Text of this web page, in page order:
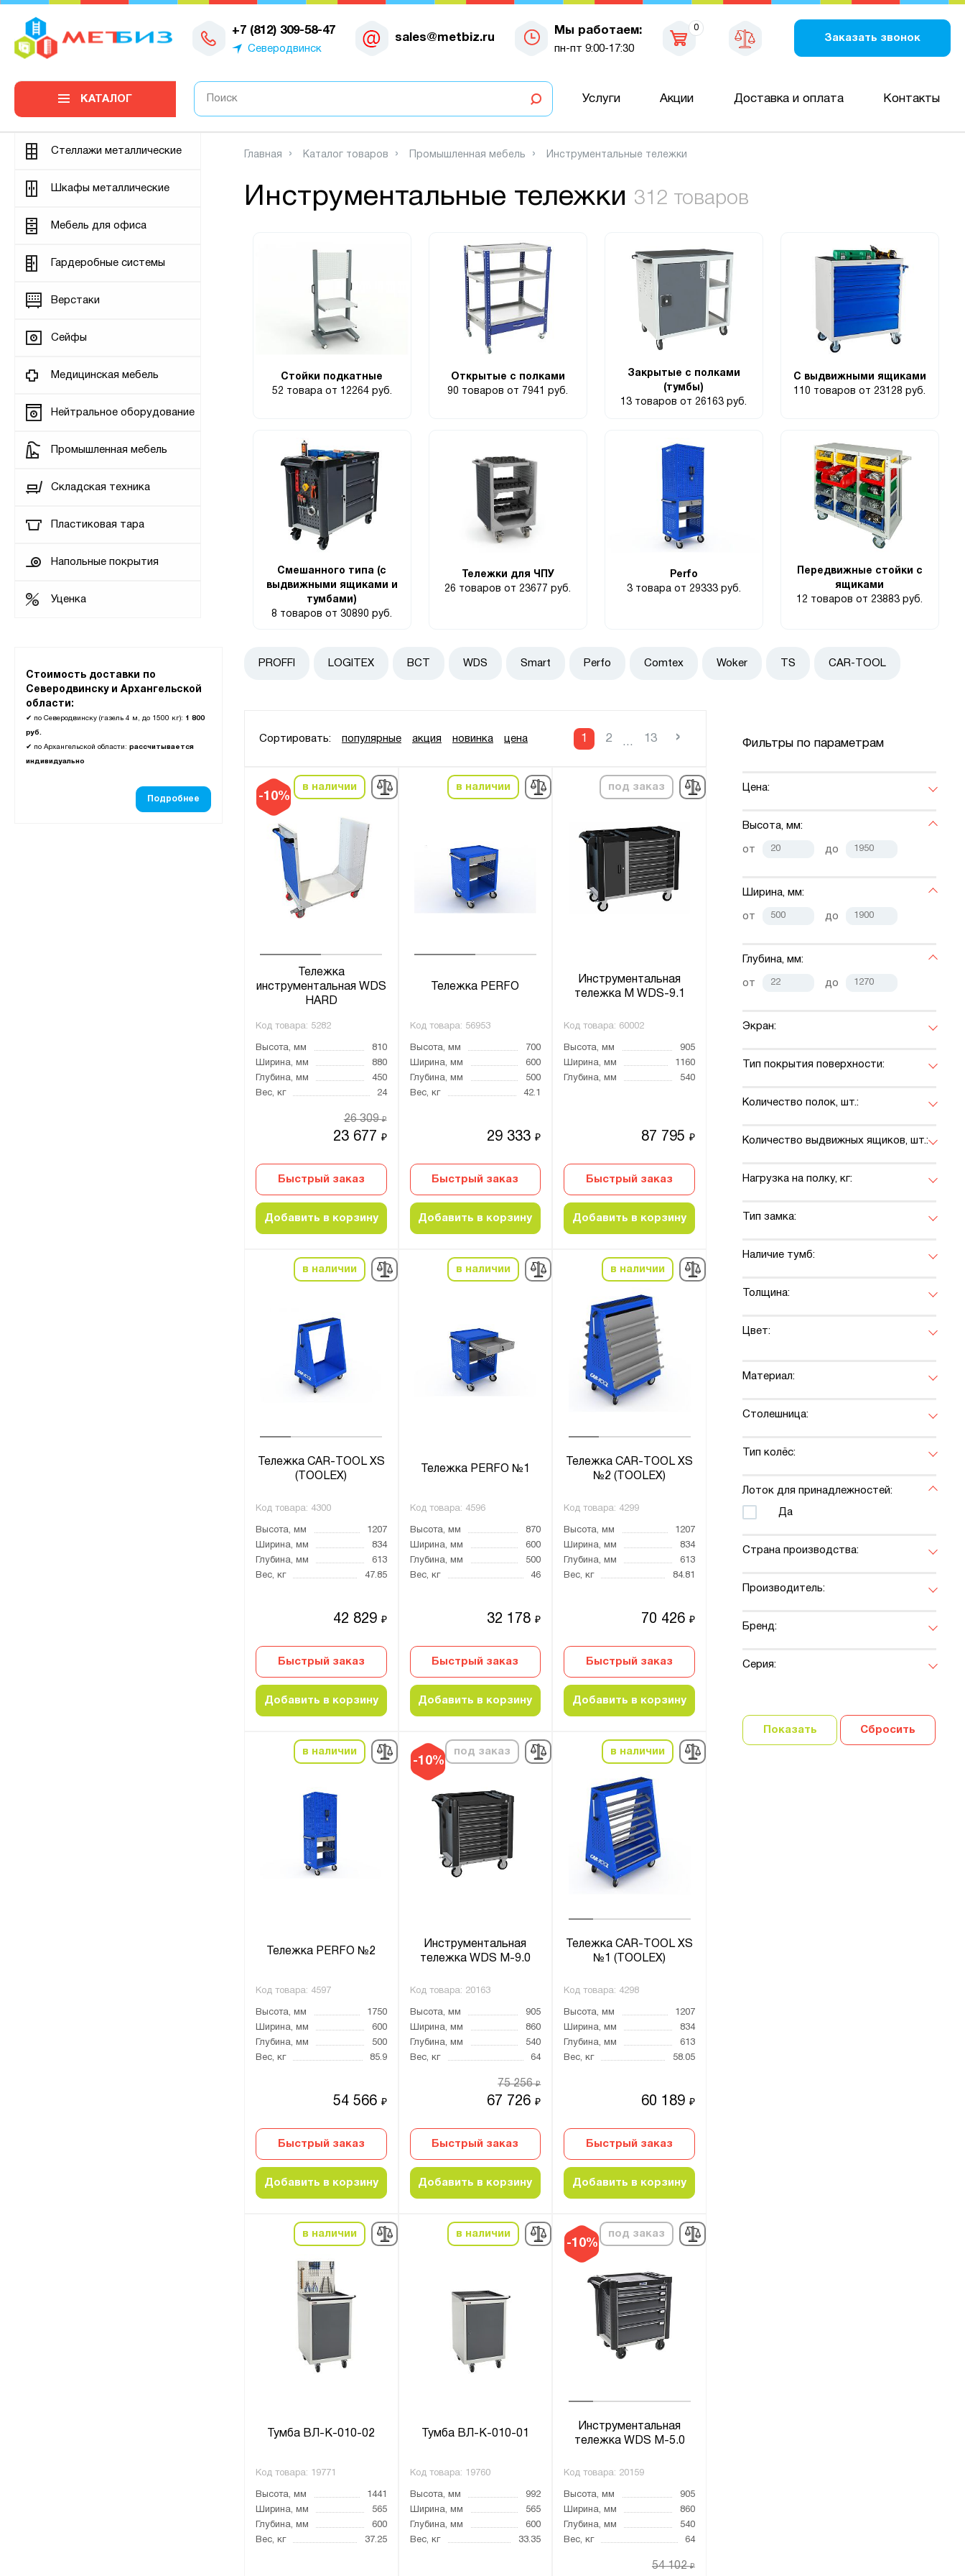
+7 (812) 309-58-47
Северодвинск
sales@metbiz.ru
Мы работаем:
пн-пт 9:00-17:30
0
Заказать звонок
0
КАТАЛОГ Услуги Акции Доставка и оплата Контакты
Стеллажи металлические
Шкафы металлические
Мебель для офиса
Гардеробные системы
Верстаки
Сейфы
Медицинская мебель
Нейтральное оборудование
Промышленная мебель
Складская техника
Пластиковая тара
Напольные покрытия
Уценка
Стоимость доставки по
Северодвинску и Архангельской
области:
✔ по Северодвинску (газель 4 м, до 1500 кг): 1 800
руб.
✔ по Архангельской области: рассчитывается
индивидуально
Подробнее
Главная Каталог товаров Промышленная мебель Инструментальные тележки
Инструментальные тележки 312 товаров
Стойки подкатные
52 товара от 12264 руб.
Открытые с полками
90 товаровот 7941 руб.
Закрытые с полками
(тумбы)
13 товаровот 26163 руб.
С выдвижными ящиками
110 товаровот 23128 руб.
Смешанного типа (с
выдвижными ящиками и
тумбами)
8 товаровот 30890 руб.
Тележки для ЧПУ
26 товаровот 23677 руб.
Perfo
3 товара от 29333 руб.
Передвижные стойки с
ящиками
12 товаровот 23883 руб.
PROFFI LOGITEX ВСТ WDS Smart Perfo Comtex Woker TS CAR-TOOL
Сортировать: популярные акция новинка цена 1 2 ... 13 ›
-10%
в наличии
Тележка
инструментальная WDS
HARD
Код товара: 5282
Высота, мм
810
Ширина, мм
880
Глубина, мм
450
Вес, кг
24
23 677 ₽
26 309₽
Быстрый заказ
Добавить в корзину
в наличии
Тележка PERFO
Код товара: 56953
Высота, мм
700
Ширина, мм
600
Глубина, мм
500
Вес, кг
42.1
29 333₽
Быстрый заказ
Добавить в корзину
под заказ
Инструментальная
тележка M WDS-9.1
Код товара: 60002
Высота, мм
905
Ширина, мм
1160
Глубина, мм
540
87 795 ₽
Быстрый заказ
Добавить в корзину
в наличии
Тележка CAR-TOOL XS
(TOOLEX)
Код товара: 4300
Высота, мм
1207
Ширина, мм
834
Глубина, мм
613
Вес, кг
47.85
42 829 ₽
Быстрый заказ
Добавить в корзину
в наличии
Тележка PERFO №1
Код товара: 4596
Высота, мм
870
Ширина, мм
600
Глубина, мм
500
Вес, кг
46
32 178₽
Быстрый заказ
Добавить в корзину
в наличии
Тележка CAR-TOOL XS
№2 (TOOLEX)
Код товара: 4299
Высота, мм
1207
Ширина, мм
834
Глубина, мм
613
Вес, кг
84.81
70 426 ₽
Быстрый заказ
Добавить в корзину
в наличии
Тележка PERFO №2
Код товара: 4597
Высота, мм
1750
Ширина, мм
600
Глубина, мм
500
Вес, кг
85.9
54 566 ₽
Быстрый заказ
Добавить в корзину
-10%
под заказ
Инструментальная
тележка WDS M-9.0
Код товара: 20163
Высота, мм
905
Ширина, мм
860
Глубина, мм
540
Вес, кг
64
67 726₽
75 256₽
Быстрый заказ
Добавить в корзину
в наличии
Тележка CAR-TOOL XS
№1 (TOOLEX)
Код товара: 4298
Высота, мм
1207
Ширина, мм
834
Глубина, мм
613
Вес, кг
58.05
60 189 ₽
Быстрый заказ
Добавить в корзину
в наличии
Тумба ВЛ-К-010-02
Код товара: 19771
Высота, мм
1441
Ширина, мм
565
Глубина, мм
600
Вес, кг
37.25
в наличии
Тумба ВЛ-К-010-01
Код товара: 19760
Высота, мм
992
Ширина, мм
565
Глубина, мм
600
Вес, кг
33.35
-10%
под заказ
Инструментальная
тележка WDS M-5.0
Код товара: 20159
Высота, мм
905
Ширина, мм
860
Глубина, мм
540
Вес, кг
64
54 102₽
Фильтры по параметрам
Цена:
Высота, мм:
от до
Ширина, мм:
от до
Глубина, мм:
от до
Экран:
Тип покрытия поверхности:
Количество полок, шт.:
Количество выдвижных ящиков, шт.:
Нагрузка на полку, кг:
Тип замка:
Наличие тумб:
Толщина:
Цвет:
Материал:
Столешница:
Тип колёс:
Лоток для принадлежностей:
Да
Страна производства:
Производитель:
Бренд:
Серия:
Показать Сбросить